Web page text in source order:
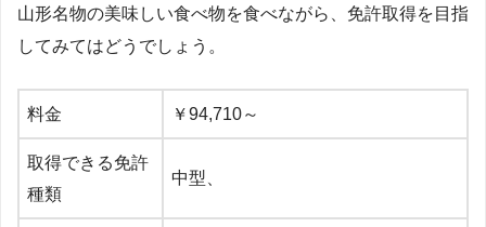
山形名物の美味しい食べ物を食べながら、免許取得を目指
してみてはどうでしょう。
料金 ￥94,710～
取得できる免許
種類
中型、